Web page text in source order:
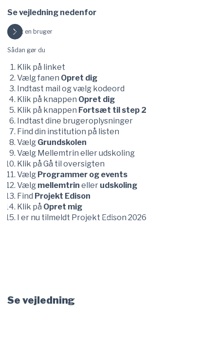
Se vejledning nedenfor
Opret en bruger
Sådan gør du
Klik på linket
Vælg fanen Opret dig
Indtast mail og vælg kodeord
Klik på knappen Opret dig
Klik på knappen Fortsæt til step 2
Indtast dine brugeroplysninger
Find din institution på listen
Vælg Grundskolen
Vælg Mellemtrin eller udskoling
Klik på Gå til oversigten
Vælg Programmer og events
Vælg mellemtrin eller udskoling
Find Projekt Edison
Klik på Opret mig
I er nu tilmeldt Projekt Edison 2026
Se vejledning